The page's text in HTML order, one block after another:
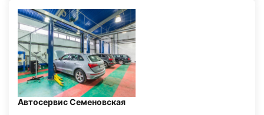
Автосервис Семеновская